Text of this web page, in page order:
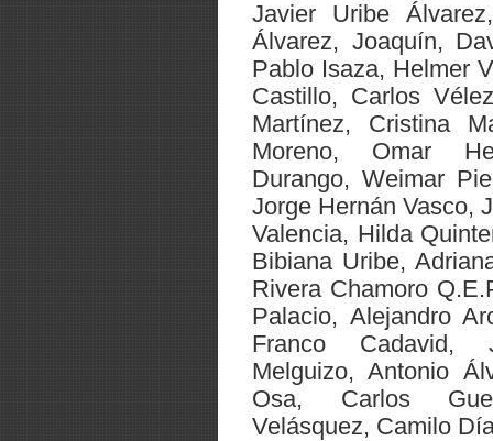
Javier Uribe
Álvarez, Joaquín,
Pablo Isaza, Helmer
Castillo, Carlos
Martínez, Cristina
Moreno, Omar
Durango, Weimar
Jorge Hernán Vasco,
Valencia, Hilda
Bibiana Uribe,
Rivera Chamoro
Palacio, Alejandro
Franco Cadavid,
Melguizo, Antonio
Osa, Carlos
Velásquez, Camilo